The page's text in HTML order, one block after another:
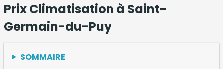
Prix Climatisation à Saint-
Germain-du-Puy
SOMMAIRE